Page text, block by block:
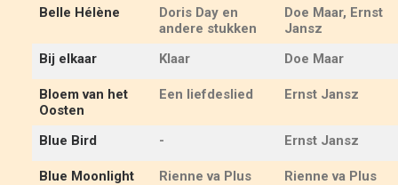
Belle Hélène
Doris Day en
andere stukken
Doe Maar, Ernst
Jansz
Bij elkaar
Klaar Doe Maar
Bloem van het
Oosten
Een liefdeslied Ernst Jansz
Blue Bird - Ernst Jansz
Blue Moonlight Rienne va Plus Rienne va Plus